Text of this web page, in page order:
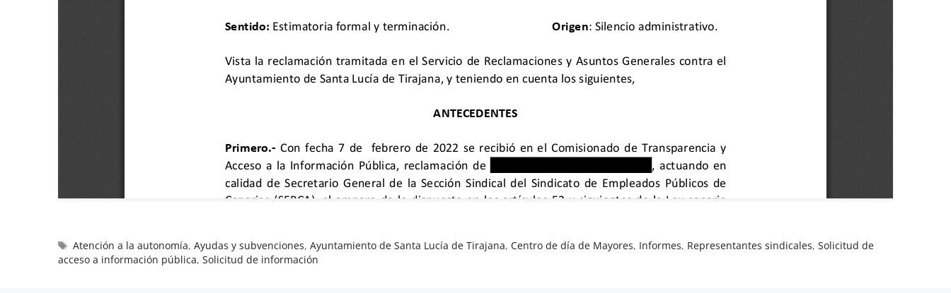
Atención a la autonomía,Ayudas y subvenciones,Ayuntamiento de Santa Lucía de Tirajana,Centro de día de Mayores, Informes, Representantes sindicales,Solicitud de
acceso a información pública, Solicitud de información